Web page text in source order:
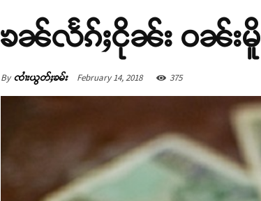
ၶၼ်လႅၵ်ႈငိုၼ်း ဝၼ်းမိူ
By ၸၢႆးယွတ်ႈၶမ်း February 14, 2018 375